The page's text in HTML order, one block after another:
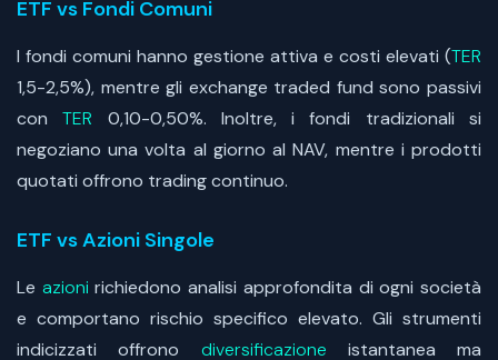
ETF vs Fondi Comuni
I fondi comuni hanno gestione attiva e costi elevati (TER
1,5-2,5%), mentre gli exchange traded fund sono passivi
conTER 0,10-0,50%. Inoltre, i fondi tradizionali si
negoziano una volta al giorno al NAV, mentre i prodotti
quotati offrono trading continuo.
ETF vs Azioni Singole
Le azioni richiedono analisi approfondita di ogni società
e comportano rischio specifico elevato. Gli strumenti
indicizzati offrono diversificazione istantanea ma